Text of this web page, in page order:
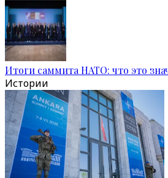
Итоги саммита НАТО: что это
Истории